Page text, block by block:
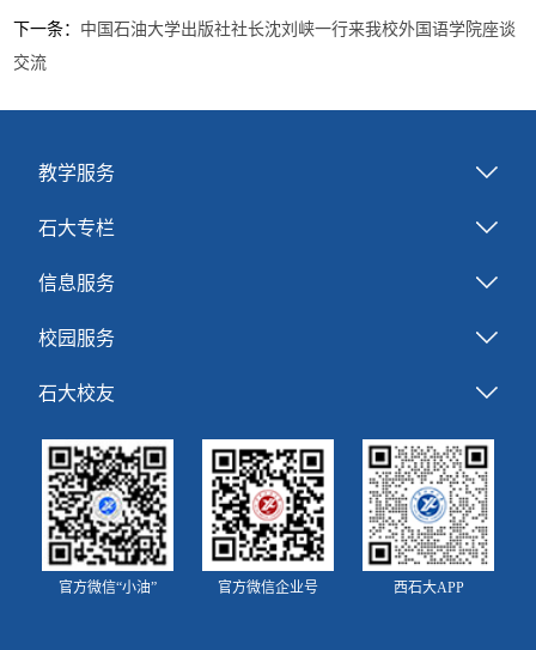
下一条： 中国石油大学出版社社长沈刘峡一行来我校外国语学院座谈
交流
教学服务
石大专栏
信息服务
校园服务
石大校友
官方微信“小油” 官方微信企业号 西石大APP